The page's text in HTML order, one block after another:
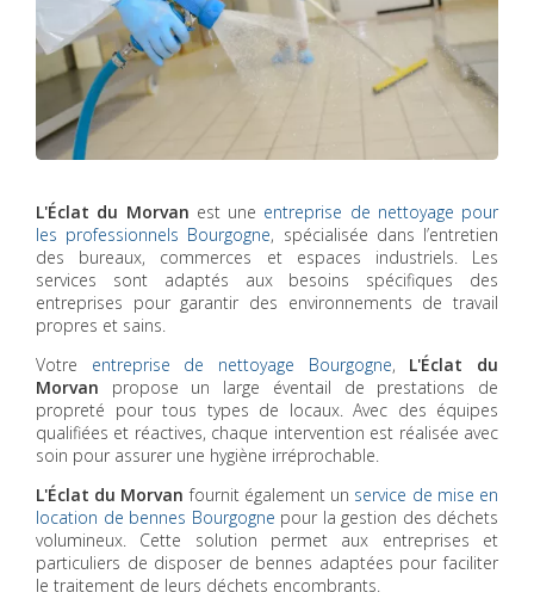
L'Éclat du Morvan est une entreprise de nettoyage pour
les professionnels Bourgogne, spécialisée dans l’entretien
des bureaux, commerces et espaces industriels. Les
services sont adaptés aux besoins spécifiques des
entreprises pour garantir des environnements de travail
propres et sains.
Votre entreprise de nettoyage Bourgogne, L'Éclat du
Morvan propose un large éventail de prestations de
propreté pour tous types de locaux. Avec des équipes
qualifiées et réactives, chaque intervention est réalisée avec
soin pour assurer une hygiène irréprochable.
L'Éclat du Morvan fournit également un service de mise en
location de bennes Bourgogne pour la gestion des déchets
volumineux. Cette solution permet aux entreprises et
particuliers de disposer de bennes adaptées pour faciliter
le traitement de leurs déchets encombrants.